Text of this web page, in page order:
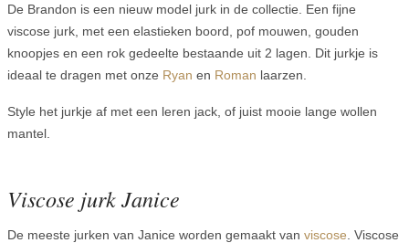
De Brandon is een nieuw model jurk in de collectie. Een fijne
viscose jurk, met een elastieken boord, pof mouwen, gouden
knoopjes en een rok gedeelte bestaande uit 2 lagen. Dit jurkje is
ideaal te dragen met onze Ryan en Roman laarzen.
Style het jurkje af met een leren jack, of juist mooie lange wollen
mantel.
Viscose jurk Janice
De meeste jurken van Janice worden gemaakt van viscose . Viscose